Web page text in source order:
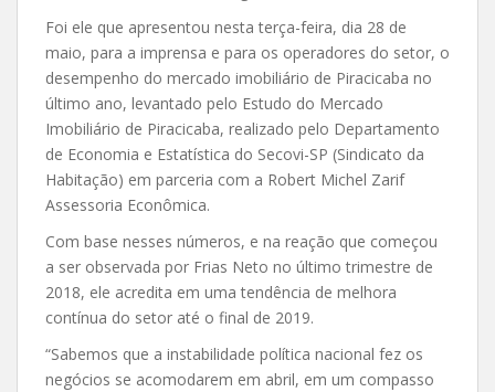
Foi ele que apresentou nesta terça-feira, dia 28 de
maio, para a imprensa e para os operadores do setor, o
desempenho do mercado imobiliário de Piracicaba no
último ano, levantado pelo Estudo do Mercado
Imobiliário de Piracicaba, realizado pelo Departamento
de Economia e Estatística do Secovi-SP (Sindicato da
Habitação) em parceria com a Robert Michel Zarif
Assessoria Econômica.
Com base nesses números, e na reação que começou
a ser observada por Frias Neto no último trimestre de
2018, ele acredita em uma tendência de melhora
contínua do setor até o final de 2019.
“Sabemos que a instabilidade política nacional fez os
negócios se acomodarem em abril, em um compasso